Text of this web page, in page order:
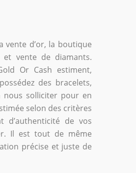
vente d’or, la boutique
et vente de diamants.
Or Cash estiment,
des bracelets,
nous solliciter pour en
selon des critères
d’authenticité de vos
Il est tout de même
précise et juste de